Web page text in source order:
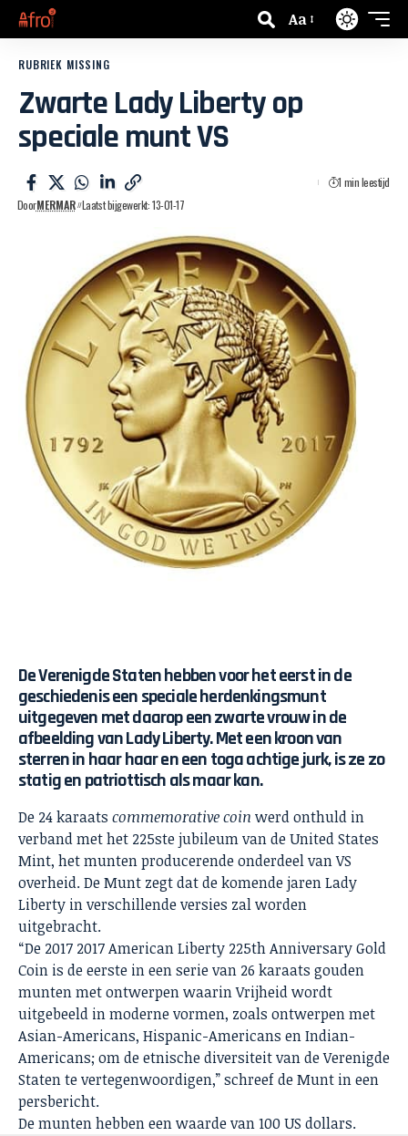
Aa
RUBRIEK MISSING
Zwarte Lady Liberty op
speciale munt VS
DoorMERMAR Laatst bijgewerkt: 13-01-17
1 min leestijd
De Verenigde Staten hebben voor het eerst in de
geschiedenis een speciale herdenkingsmunt
uitgegeven met daarop een zwarte vrouw in de
afbeelding van Lady Liberty. Met een kroon van
sterren in haar haar en een toga achtige jurk, is ze zo
statig en patriottisch als maar kan.
De 24 karaats commemorative coin werd onthuld in
verband met het 225ste jubileum van deUnited States
Mint, het munten producerende onderdeel van VS
overheid. De Munt zegt dat de komende jaren Lady
Liberty in verschillende versies zal worden
uitgebracht.
“De 2017 2017 American Liberty 225th Anniversary Gold
Coin is de eerste in een serie van 26 karaats gouden
munten met ontwerpen waarin Vrijheid wordt
uitgebeeld in moderne vormen, zoals ontwerpen met
Asian-Americans, Hispanic-Americans en Indian-
Americans; om de etnische diversiteit van de Verenigde
Staten te vertegenwoordigen,” schreef de Munt in een
persbericht.
De munten hebben een waarde van 100 US dollars.